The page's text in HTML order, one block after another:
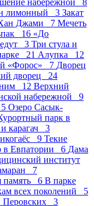
лимонный 3 Закат
Джами 7 Мечеть
16 «До
3 Три стула и
21 Алупка 12
«Форос» 7 Дворец
дворец 24
ним 12 Верхний
набережной 9
Озеро Сасык-
парк в
карагач 3
9 Текие
в Евпатории 6 Дама
институт
7
память 6 В парке
всех поколений 5
Перовских 3